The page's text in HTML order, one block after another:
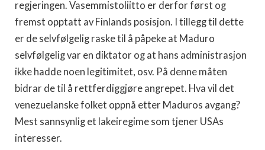
regjeringen. Vasemmistoliitto er derfor først og
fremst opptatt av Finlands posisjon. I tillegg til dette
er de selvfølgelig raske til å påpeke at Maduro
selvfølgelig var en diktator og at hans administrasjon
ikke hadde noen legitimitet, osv. På denne måten
bidrar de til å rettferdiggjøre angrepet. Hva vil det
venezuelanske folket oppnå etter Maduros avgang?
Mest sannsynlig et lakeiregime som tjener USAs
interesser.